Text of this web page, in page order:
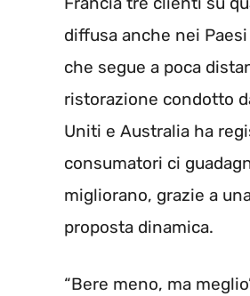
diffusa anche nei Paesi
che segue a poca
ristorazione condotto
Uniti e Australia ha
consumatori ci
migliorano, grazie a
proposta dinamica.
“Bere meno, ma